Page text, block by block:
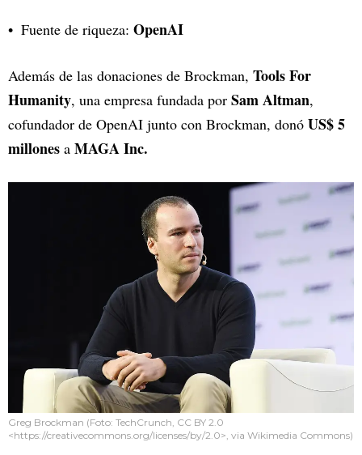
Fuente de riqueza: OpenAI
Además de las donaciones de Brockman, Tools For
Humanity, una empresa fundada por Sam Altman,
cofundador de OpenAI junto con Brockman, donó US$ 5
millones a MAGA Inc.
Greg Brockman (Foto: TechCrunch, CC BY 2.0
<https://creativecommons.org/licenses/by/2.0>, via Wikimedia Commons)